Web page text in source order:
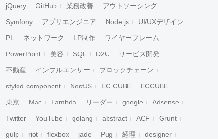
jQuery GitHub 業務改善 アウトソーシング
Symfony アプリエンジニア Node.js UI/UXデザイン
PL ネットワーク LP制作 ワイヤーフレーム
PowerPoint 美容 SQL D2C サービス開発
不動産 インフルエンサー ブロックチェーン
styled-component NestJS EC-CUBE ECCUBE
東京 Mac Lambda リーダー google Adsense
Twitter YouTube golang abstract ACF Grunt
gulp riot flexbox jade Pug 経理 designer